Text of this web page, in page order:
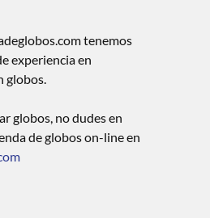
tenemos
experiencia en
globos.
globos, no dudes en
de globos on-line en